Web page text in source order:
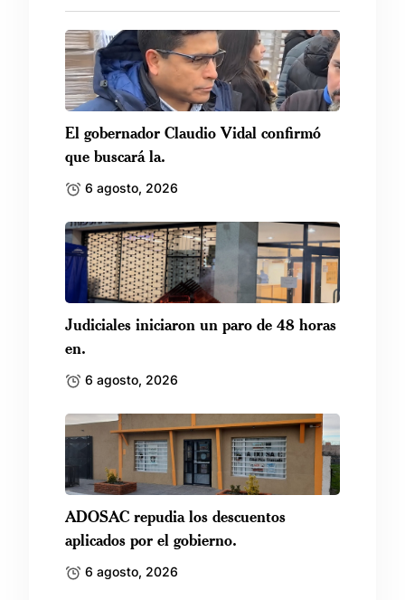
El gobernador Claudio Vidal confirmó
que buscará la.
6 agosto, 2026
Judiciales iniciaron un paro de 48 horas
en.
6 agosto, 2026
ADOSAC repudia los descuentos
aplicados por el gobierno.
6 agosto, 2026